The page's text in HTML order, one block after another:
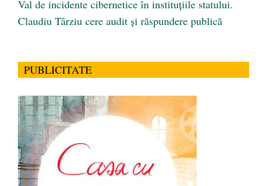
Val de incidente cibernetice în instituțiile statului.
Claudiu Târziu cere audit și răspundere publică
PUBLICITATE